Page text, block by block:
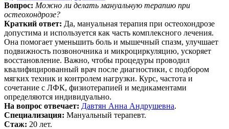
Вопрос: Можно ли делать мануальную терапию при
остеохондрозе?
Краткий ответ: Да, мануальная терапия при остеохондрозе
допустима и используется как часть комплексного лечения.
Она помогает уменьшить боль и мышечный спазм, улучшает
подвижность позвоночника и микроциркуляцию, ускоряет
восстановление. Важно, чтобы процедуры проводил
квалифицированный врач после диагностики, с подбором
мягких техник и контролем нагрузки. Курс, частота и
сочетание с ЛФК, физиотерапией и медикаментами
определяются индивидуально.
На вопрос отвечает: Давтян Анна Андрушевна.
Специализация: Мануальный терапевт.
Стаж: 20 лет.